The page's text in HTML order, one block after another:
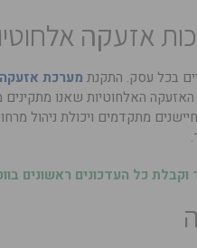
אזעקה
בכל עסק. התקנת מערכת
האלחוטיות שאנו מתקינים
מתקדמים ויכולת ניהול
כל העדכונים ראשונים